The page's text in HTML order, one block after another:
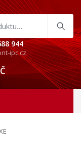
944
ipc.cz